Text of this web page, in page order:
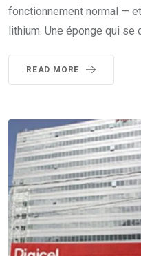
fonctionnement normal —
lithium. Une éponge qui se
READ MORE